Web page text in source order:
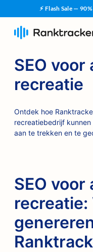
⚡ Flash Sale —
SEO
recreatie
Ontdek hoe
recreatiebedrijf
aan te trekken en te
SEO
recreatie: